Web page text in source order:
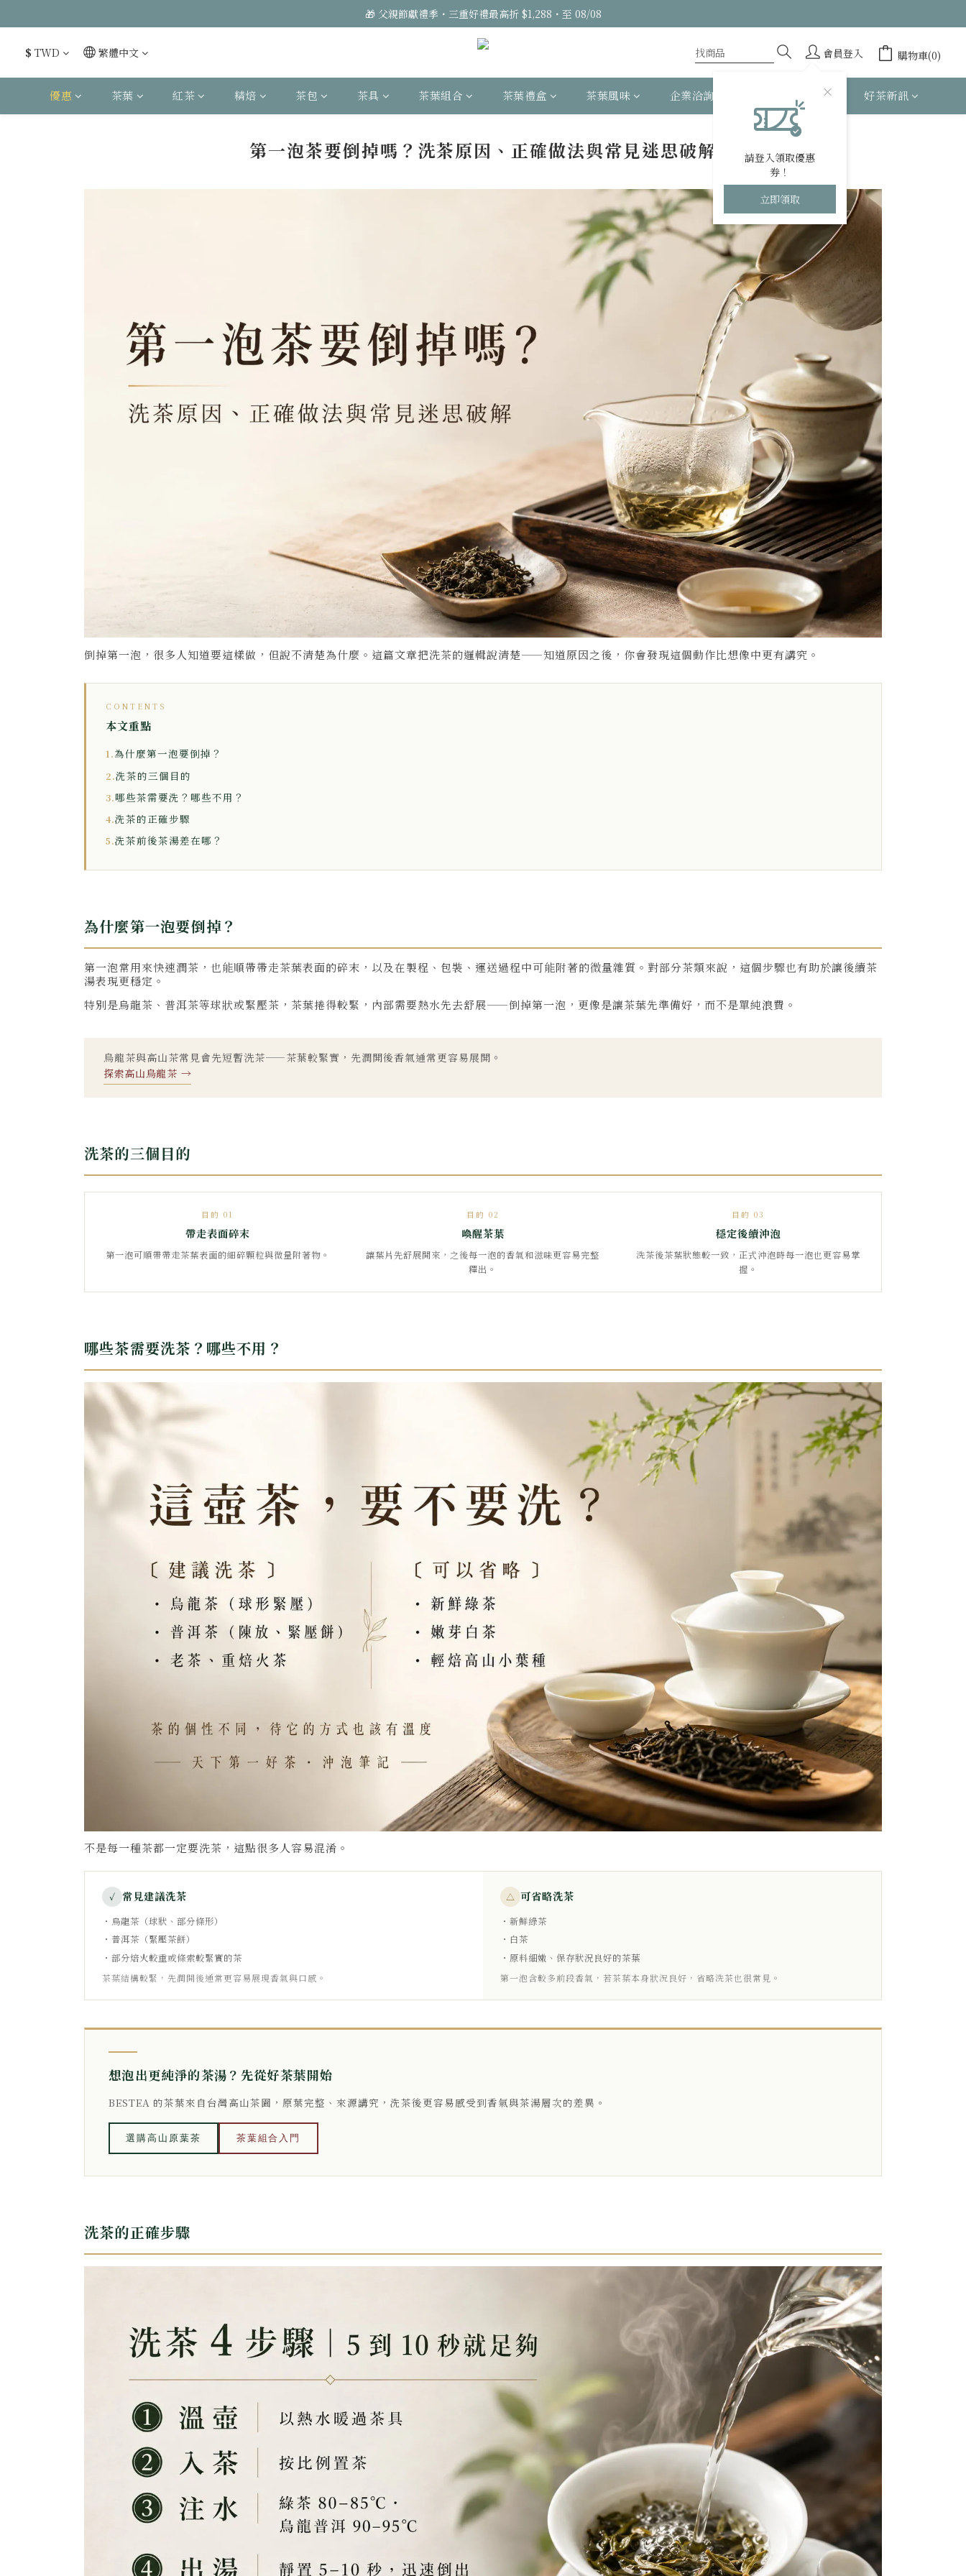
🎁 父親節獻禮季・三重好禮最高折 $1,288・至 08/08
$ TWD 繁體中文 會員登入
請登入領取優惠
券！
立即領取
購物車(0)
優惠 茶葉 紅茶 精焙 茶包 茶具 茶葉組合 茶葉禮盒 茶葉風味 企業洽詢 關於 BESTEA 好茶新訊
第一泡茶要倒掉嗎？洗茶原因、正確做法與常見迷思破解
倒掉第一泡，很多人知道要這樣做，但說不清楚為什麼。這篇文章把洗茶的邏輯說清楚——知道原因之後，你會發現這個動作比想像中更有講究。
CONTENTS
本文重點
1.為什麼第一泡要倒掉？
2.洗茶的三個目的
3.哪些茶需要洗？哪些不用？
4.洗茶的正確步驟
5.洗茶前後茶湯差在哪？
為什麼第一泡要倒掉？
第一泡常用來快速潤茶，也能順帶帶走茶葉表面的碎末，以及在製程、包裝、運送過程中可能附著的微量雜質。對部分茶類來說，這個步驟也有助於讓後續茶
湯表現更穩定。
特別是烏龍茶、普洱茶等球狀或緊壓茶，茶葉捲得較緊，內部需要熱水先去舒展——倒掉第一泡，更像是讓茶葉先準備好，而不是單純浪費。
烏龍茶與高山茶常見會先短暫洗茶——茶葉較緊實，先潤開後香氣通常更容易展開。
探索高山烏龍茶 →
洗茶的三個目的
目的 01
帶走表面碎末
第一泡可順帶帶走茶葉表面的細碎顆粒與微量附著物。
目的 02
喚醒茶葉
讓葉片先舒展開來，之後每一泡的香氣和滋味更容易完整
釋出。
目的 03
穩定後續沖泡
洗茶後茶葉狀態較一致，正式沖泡時每一泡也更容易掌
握。
哪些茶需要洗茶？哪些不用？
不是每一種茶都一定要洗茶，這點很多人容易混淆。
✓ 常見建議洗茶
・烏龍茶（球狀、部分條形）
・普洱茶（緊壓茶餅）
・部分焙火較重或條索較緊實的茶
茶葉結構較緊，先潤開後通常更容易展現香氣與口感。
△ 可省略洗茶
・新鮮綠茶
・白茶
・原料細嫩、保存狀況良好的茶葉
第一泡含較多前段香氣，若茶葉本身狀況良好，省略洗茶也很常見。
想泡出更純淨的茶湯？先從好茶葉開始
BESTEA 的茶葉來自台灣高山茶園，原葉完整、來源講究，洗茶後更容易感受到香氣與茶湯層次的差異。
選購高山原葉茶 茶葉組合入門
洗茶的正確步驟